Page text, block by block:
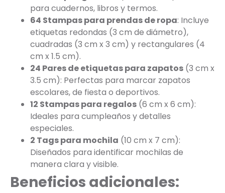
para cuadernos, libros y termos.
64 Stampas para prendas de ropa: Incluye
etiquetas redondas (3 cm de diámetro),
cuadradas (3 cm x 3 cm) y rectangulares (4
cm x 1.5 cm).
24 Pares de etiquetas para zapatos (3 cm x
3.5 cm): Perfectas para marcar zapatos
escolares, de fiesta o deportivos.
12 Stampas para regalos (6 cm x 6 cm):
Ideales para cumpleaños y detalles
especiales.
2 Tags para mochila (10 cm x 7 cm):
Diseñados para identificar mochilas de
manera clara y visible.
Beneficios adicionales: